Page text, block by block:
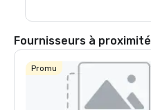
concerts de renom.
Fournisseurs à proximité
Promu